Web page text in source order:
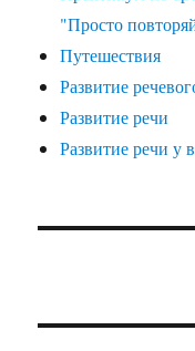
"Просто
Путешествия
Развитие
Развитие речи
Развитие речи у